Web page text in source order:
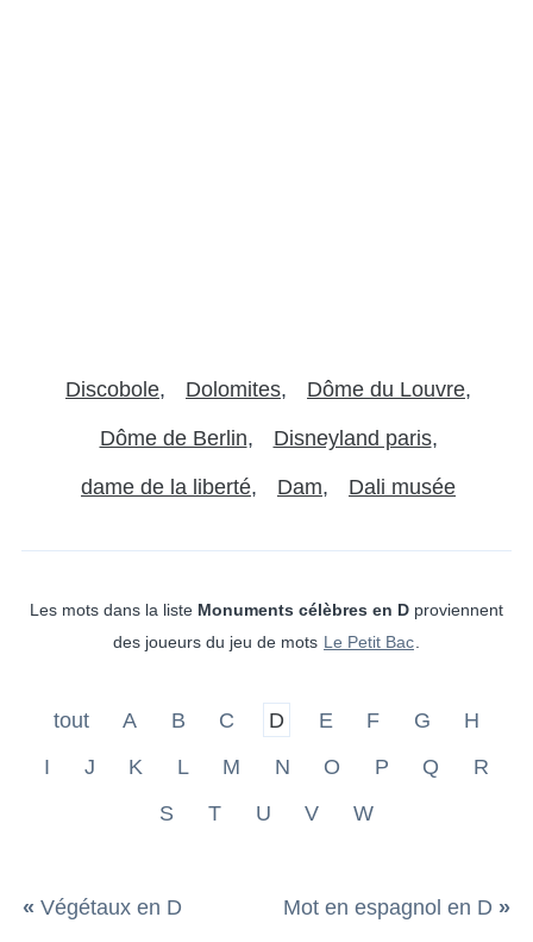
Discobole Dolomites Dôme du Louvre
Dôme de Berlin Disneyland paris
dame de la liberté Dam Dali musée
Les mots dans la liste Monuments célèbres en D proviennent
des joueurs du jeu de mots Le Petit Bac
tout A B C D E F G
H
I
J K L M N O P Q
R
S
T U V W
« Végétaux en D Mot en espagnol en D »